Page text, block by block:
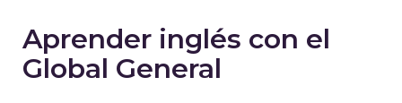
Aprender inglés con el
Global General